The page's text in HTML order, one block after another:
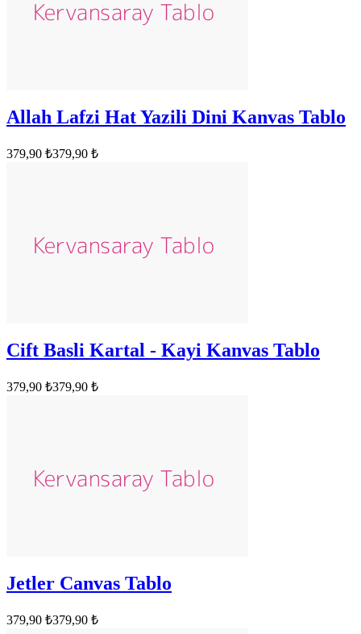
Allah Lafzi Hat Yazili Dini Kanvas Tablo
379,90 ₺379,90 ₺
Cift Basli Kartal - Kayi Kanvas Tablo
379,90 ₺379,90 ₺
Jetler Canvas Tablo
379,90 ₺379,90 ₺